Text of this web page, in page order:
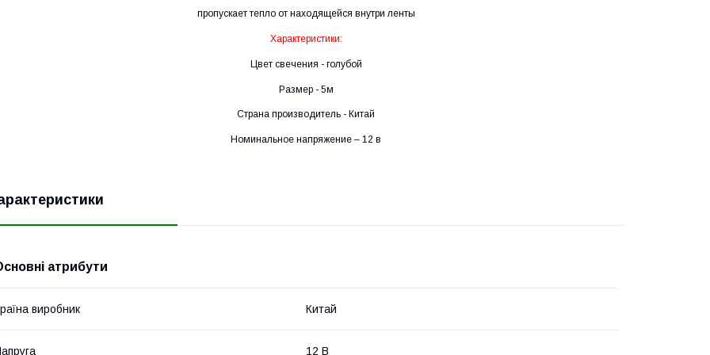
пропускает тепло от находящейся внутри ленты
Характеристики:
Цвет свечения - голубой
Размер - 5м
Страна производитель - Китай
Номинальное напряжение – 12 в
атрибути
виробник Китай
12 В